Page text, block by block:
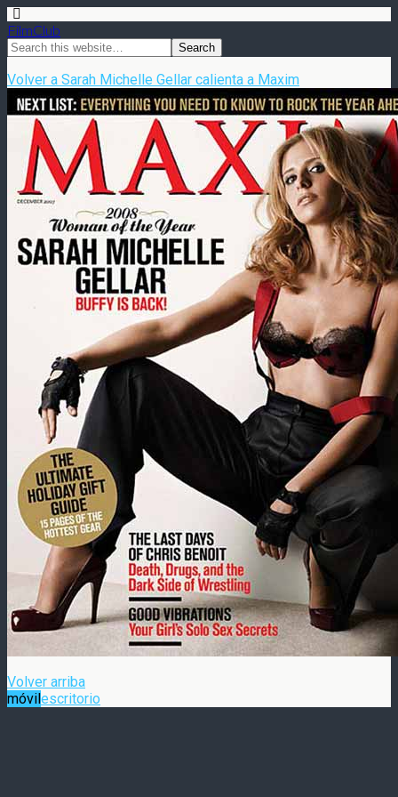
FilmClub
Volver a Sarah Michelle Gellar calienta a Maxim
Volver arriba
móvilescritorio